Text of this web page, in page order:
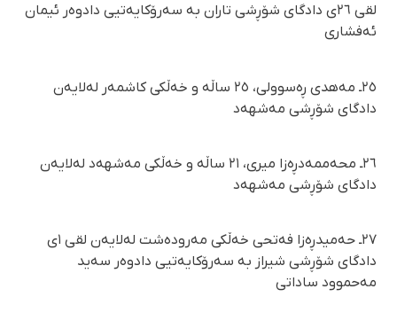
لقی ٢٦ی دادگای شۆڕشی تاران بە سەرۆکایەتیی دادوەر ئیمان
ئەفشاری
٢٥ـ مەهدی ڕەسوولی، ٢٥ ساڵە و خەڵکی کاشمەر لەلایەن
دادگای شۆڕشی مەشهەد
٢٦ـ محەممەدڕەزا میری، ٢١ ساڵە و خەڵکی مەشهەد لەلایەن
دادگای شۆڕشی مەشهەد
٢٧ـ حەمیدڕەزا فەتحی خەڵکی مەرودەشت لەلایەن لقی ١ی
دادگای شۆڕشی شیراز بە سەرۆکایەتیی دادوەر سەید
مەحموود ساداتی